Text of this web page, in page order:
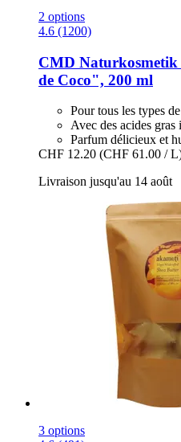
2 options
4.6 (1200)
CMD Naturkosmetik
de Coco", 200 ml
Pour tous les types
Avec des acides gras
Parfum délicieux et
CHF 12.20 (CHF 61.00 /
Livraison jusqu'au 14 août
3 options